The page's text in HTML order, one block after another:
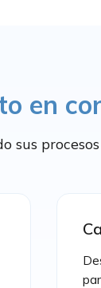
en
sus